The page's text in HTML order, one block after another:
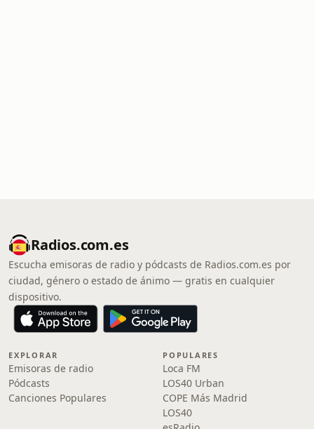
Radios.com.es
Escucha emisoras de radio y pódcasts de Radios.com.es por
ciudad, género o estado de ánimo — gratis en cualquier
dispositivo.
EXPLORAR
Emisoras de radio
Pódcasts
Canciones Populares
POPULARES
Loca FM
LOS40 Urban
COPE Más Madrid
LOS40